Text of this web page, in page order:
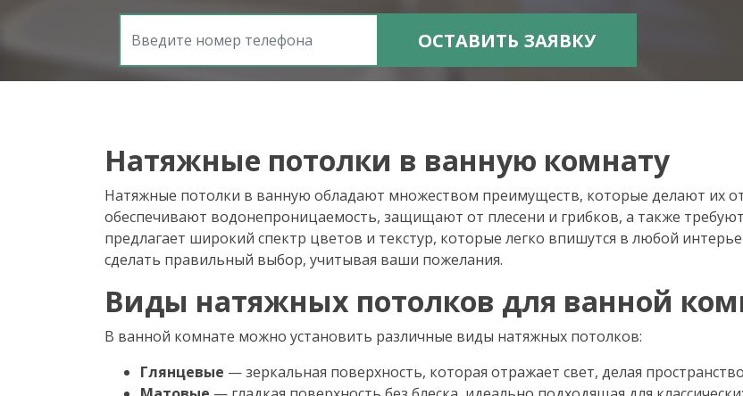
Натяжные потолки в ванную комнату
Натяжные потолки в ванную обладают множеством преимуществ, которые делают их
обеспечивают водонепроницаемость, защищают от плесени и грибков, а также
предлагает широкий спектр цветов и текстур, которые легко впишутся в любой
сделать правильный выбор, учитывая ваши пожелания.
Виды натяжных потолков для ванной
В ванной комнате можно установить различные виды натяжных потолков:
Глянцевые — зеркальная поверхность, которая отражает свет, делая